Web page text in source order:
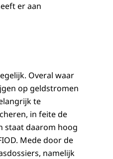
er aan
Overal waar
op geldstromen
te
in feite de
staat daarom hoog
Mede door de
namelijk